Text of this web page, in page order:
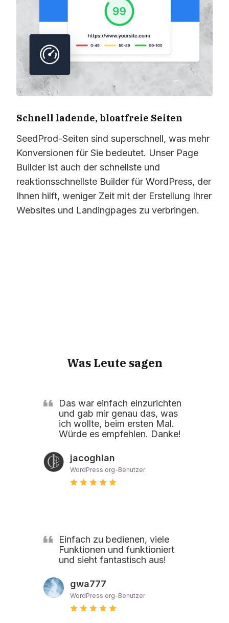
Schnell ladende, bloatfreie Seiten
SeedProd-Seiten sind superschnell, was mehr
Konversionen für Sie bedeutet. Unser Page
Builder ist auch der schnellste und
reaktionsschnellste Builder für WordPress, der
Ihnen hilft, weniger Zeit mit der Erstellung Ihrer
Websites und Landingpages zu verbringen.
Was Leute sagen
Das war einfach einzurichten
und gab mir genau das, was
ich wollte, beim ersten Mal.
Würde es empfehlen. Danke!
jacoghlan
WordPress.org-Benutzer
Einfach zu bedienen, viele
Funktionen und funktioniert
und sieht fantastisch aus!
gwa777
WordPress.org-Benutzer